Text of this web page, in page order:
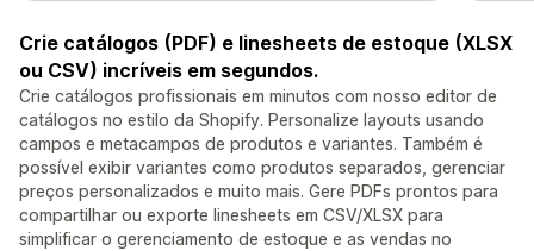
Crie catálogos (PDF) e linesheets de estoque (XLSX
ou CSV) incríveis em segundos.
Crie catálogos profissionais em minutos com nosso editor de
catálogos no estilo da Shopify. Personalize layouts usando
campos e metacampos de produtos e variantes. Também é
possível exibir variantes como produtos separados, gerenciar
preços personalizados e muito mais. Gere PDFs prontos para
compartilhar ou exporte linesheets em CSV/XLSX para
simplificar o gerenciamento de estoque e as vendas no